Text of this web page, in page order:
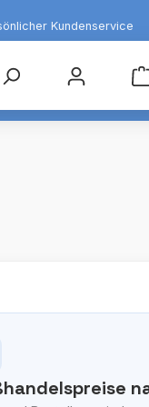
Kundenservice